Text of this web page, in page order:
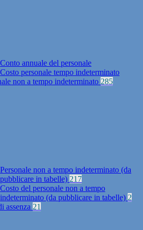
Conto annuale del personale
Costo personale tempo indeterminato
non a tempo indeterminato 285
Personale non a tempo indeterminato (da
pubblicare in tabelle) 217
Costo del personale non a tempo
indeterminato (da pubblicare in tabelle) 2
assenza 21